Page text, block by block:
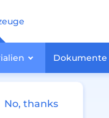
Dokumente
No, thanks